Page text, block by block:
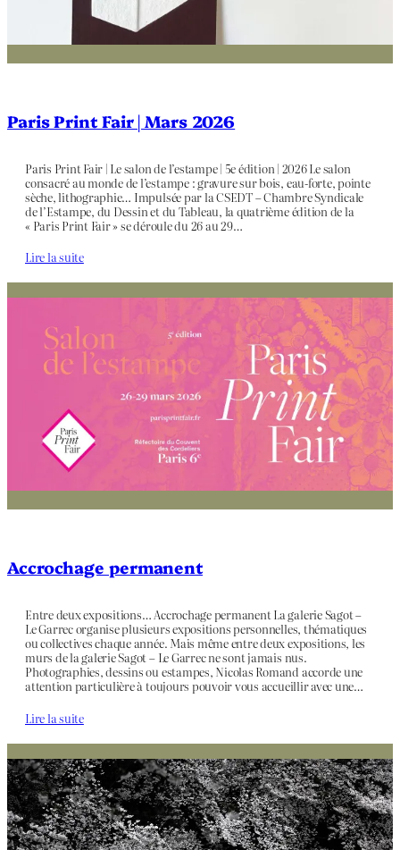
Paris Print Fair | Mars 2026
Paris Print Fair | Le salon de l’estampe | 5e édition | 2026 Le salon
consacré au monde de l’estampe : gravure sur bois, eau-forte, pointe
sèche, lithographie… Impulsée par la CSEDT – Chambre Syndicale
de l’Estampe, du Dessin et du Tableau, la quatrième édition de la
« Paris Print Fair » se déroule du 26 au 29…
Lire la suite
Accrochage permanent
Entre deux expositions… Accrochage permanent La galerie Sagot –
Le Garrec organise plusieurs expositions personnelles, thématiques
ou collectives chaque année. Mais même entre deux expositions, les
murs de la galerie Sagot – Le Garrec ne sont jamais nus.
Photographies, dessins ou estampes, Nicolas Romand accorde une
attention particulière à toujours pouvoir vous accueillir avec une…
Lire la suite